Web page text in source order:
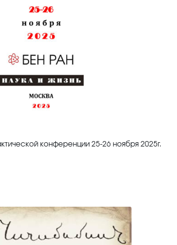
конференции 25-26 ноября 2025г.